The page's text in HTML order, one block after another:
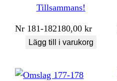
Tillsammans!
Nr 181-182180,00kr
Lägg till i varukorg